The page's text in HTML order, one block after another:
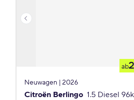
ab
Neuwagen | 2026
Citroën Berlingo 1.5 Diesel